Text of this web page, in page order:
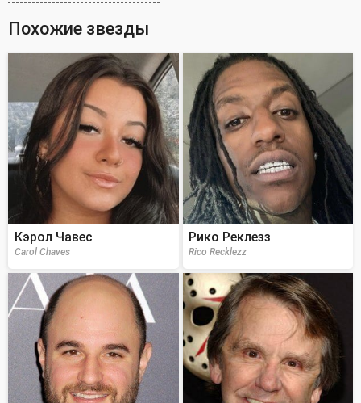
Похожие звезды
Кэрол Чавес
Carol Chaves
Рико Реклезз
Rico Recklezz